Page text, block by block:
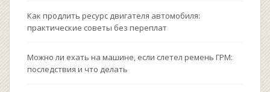
Как продлить ресурс двигателя автомобиля:
практические советы без переплат
Можно ли ехать на машине, если слетел ремень ГРМ:
последствия и что делать